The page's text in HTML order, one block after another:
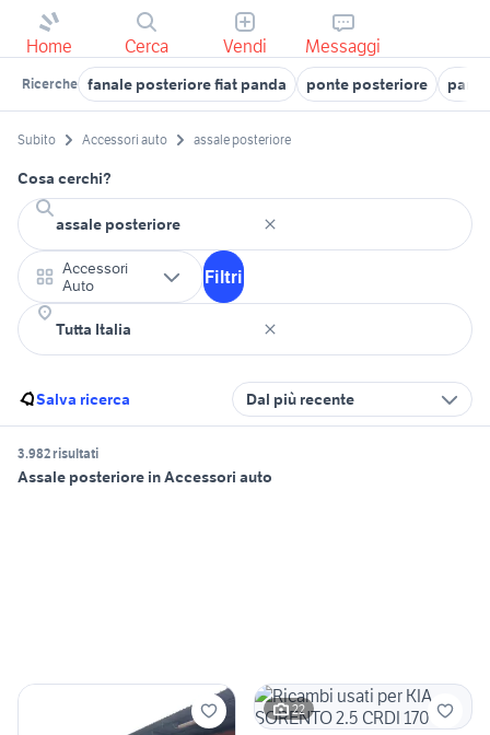
Home Cerca Vendi Messaggi
Ricerche fanale posteriore fiat panda ponte posteriore
Subito Accessori auto assale posteriore
Cosa cerchi?
Accessori
Auto
Filtri
Salva ricerca Dal più recente
3.982 risultati
Assale posteriore in Accessori auto
22